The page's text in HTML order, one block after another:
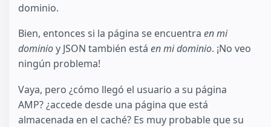
dominio.
Bien, entonces si la página se encuentra en mi
dominioy JSON también está en mi dominio. ¡No veo
ningún problema!
Vaya, pero ¿cómo llegó el usuario a su página
AMP? ¿accede desde una página que está
almacenada en el caché? Es muy probable que su